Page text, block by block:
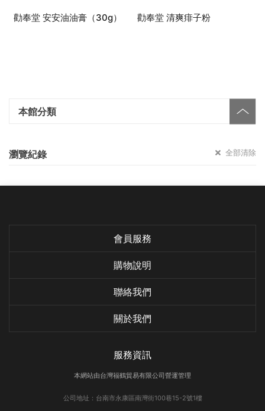
本館分類
瀏覽紀錄 全部清除
勸奉堂 安安油油膏（30g） 勸奉堂 清爽痱子粉
會員服務
購物說明
聯絡我們
關於我們
服務資訊
本網站由台灣福鶴貿易有限公司營運管理
公司地址：台南市永康區南灣街100巷15-2號1樓